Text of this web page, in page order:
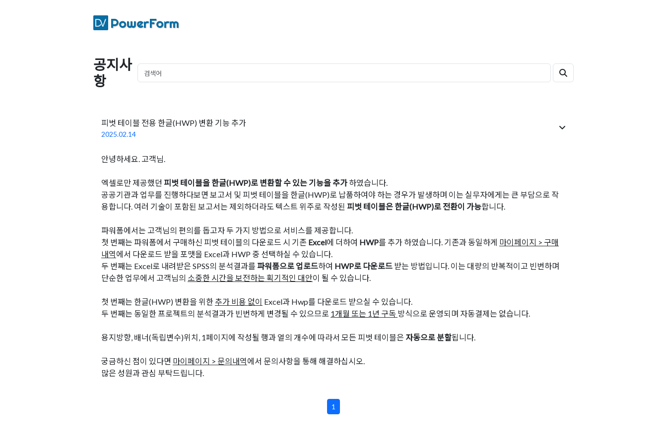
PowerForm
공지사
항
피벗 테이블 전용 한글(HWP) 변환 기능 추가
2025.02.14
안녕하세요. 고객님.
엑셀로만 제공했던 피벗 테이블을 한글(HWP)로 변환할 수 있는 기능을 추가 하였습니다.
공공기관과 업무를 진행하다보면 보고서 및 피벗 테이블을 한글(HWP)로 납품하여야 하는 경우가 발생하며 이는 실무자에게는 큰 부담으로 작
용합니다. 여러 기술이 포함된 보고서는 제외하더라도 텍스트 위주로 작성된 피벗 테이블은 한글(HWP)로 전환이 가능합니다.
파워폼에서는 고객님의 편의를 돕고자 두 가지 방법으로 서비스를 제공합니다.
첫 번째는 파워폼에서 구매하신 피벗 테이블의 다운로드 시 기존 Excel에 더하여 HWP를 추가 하였습니다. 기존과 동일하게 마이페이지 > 구매
내역에서 다운로드 받을 포맷을 Excel과 HWP 중 선택하실 수 있습니다.
두 번째는 Excel로 내려받은 SPSS의 분석결과를 파워폼으로 업로드하여 HWP로 다운로드 받는 방법입니다. 이는 대량의 반복적이고 빈번하며
단순한 업무에서 고객님의 소중한 시간을 보전하는 획기적인 대안이 될 수 있습니다.
첫 번째는 한글(HWP) 변환을 위한 추가 비용 없이 Excel과 Hwp를 다운로드 받으실 수 있습니다.
두 번째는 동일한 프로젝트의 분석결과가 빈번하게 변경될 수 있으므로 1개월 또는 1년 구독 방식으로 운영되며 자동결제는 없습니다.
용지방향, 배너(독립변수)위치, 1페이지에 작성될 행과 열의 개수에 따라서 모든 피벗 테이블은 자동으로 분할됩니다.
궁금하신 점이 있다면 마이페이지 > 문의내역에서 문의사항을 통해 해결하십시오.
많은 성원과 관심 부탁드립니다.
1